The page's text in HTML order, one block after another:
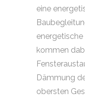
eine
kommen
Dämmung
obersten